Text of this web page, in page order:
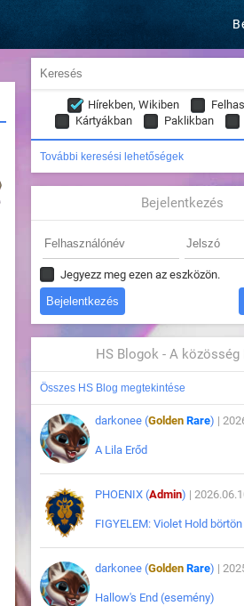
Hírekben, Wikiben
Kártyákban
Paklikban
További keresési lehetőségek
Bejelentkezés
Jegyezz meg ezen az eszközön.
HS Blogok - A közösség
Összes HS Blog megtekintése
darkonee (Golden Rare) |
A Lila Erőd
PHOENIX (Admin) |
FIGYELEM: Violet Hold
darkonee (Golden Rare) |
Hallow's End (esemény)